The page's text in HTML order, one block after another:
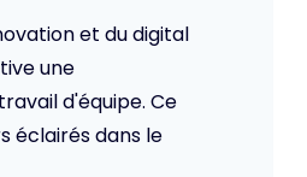
et du digital
une
d'équipe. Ce
éclairés dans le